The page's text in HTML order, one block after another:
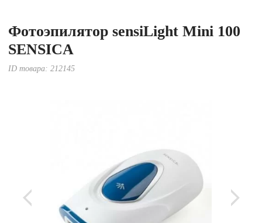
Фотоэпилятор sensiLight Mini 100
SENSICA
ID товара:212145